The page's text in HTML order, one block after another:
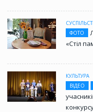
ФОТО
«Стіл
КУЛЬТУРА
ВІДЕО